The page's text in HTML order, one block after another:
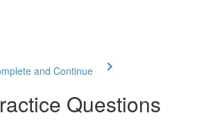
and Continue
Questions